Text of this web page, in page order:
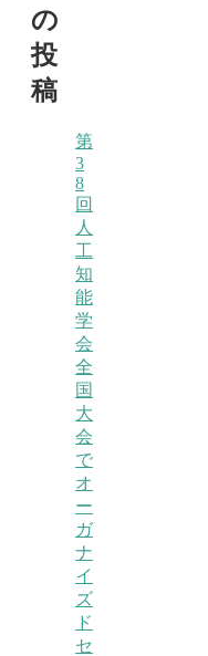
の
投
稿
第
3
8
回
人
工
知
能
学
会
全
国
大
会
で
オ
ー
ガ
ナ
イ
ズ
ド
セ